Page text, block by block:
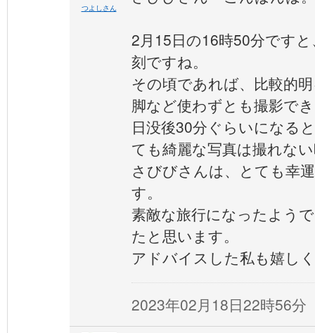
つよしさん
2月15日の16時50分です
刻ですね。
その頃であれば、比較的
脚など使わずとも撮影で
日没後30分ぐらいになる
ても綺麗な写真は撮れな
さびびさんは、とても幸
す。
素敵な旅行になったよう
たと思います。
アドバイスした私も嬉し
2023年02月18日22時56分